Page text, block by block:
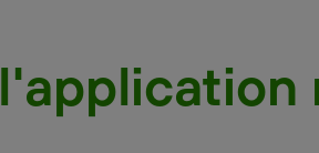
l'application